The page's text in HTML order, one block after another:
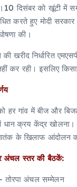
दिसंबर को खूंटी में
करते हुए मोदी
की।
की खरीद निर्धारित
कर रही। इसलिए
हर गांव में बीज और
धान क्रय केंद्र खोलना।
के खिलाफ आंदोलन
अंचल स्तर की बैठकें:
तोरपा अंचल सम्मेलन